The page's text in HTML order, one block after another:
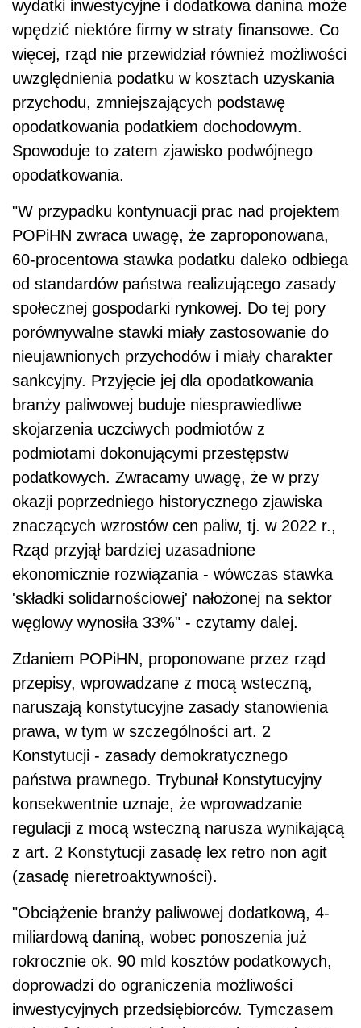
wydatki inwestycyjne i dodatkowa danina może
wpędzić niektóre firmy w straty finansowe. Co
więcej, rząd nie przewidział również możliwości
uwzględnienia podatku w kosztach uzyskania
przychodu, zmniejszających podstawę
opodatkowania podatkiem dochodowym.
Spowoduje to zatem zjawisko podwójnego
opodatkowania.
"W przypadku kontynuacji prac nad projektem
POPiHN zwraca uwagę, że zaproponowana,
60-procentowa stawka podatku daleko odbiega
od standardów państwa realizującego zasady
społecznej gospodarki rynkowej. Do tej pory
porównywalne stawki miały zastosowanie do
nieujawnionych przychodów i miały charakter
sankcyjny. Przyjęcie jej dla opodatkowania
branży paliwowej buduje niesprawiedliwe
skojarzenia uczciwych podmiotów z
podmiotami dokonującymi przestępstw
podatkowych. Zwracamy uwagę, że w przy
okazji poprzedniego historycznego zjawiska
znaczących wzrostów cen paliw, tj. w 2022 r.,
Rząd przyjął bardziej uzasadnione
ekonomicznie rozwiązania - wówczas stawka
'składki solidarnościowej' nałożonej na sektor
węglowy wynosiła 33%" - czytamy dalej.
Zdaniem POPiHN, proponowane przez rząd
przepisy, wprowadzane z mocą wsteczną,
naruszają konstytucyjne zasady stanowienia
prawa, w tym w szczególności art. 2
Konstytucji - zasady demokratycznego
państwa prawnego. Trybunał Konstytucyjny
konsekwentnie uznaje, że wprowadzanie
regulacji z mocą wsteczną narusza wynikającą
z art. 2 Konstytucji zasadę lex retro non agit
(zasadę nieretroaktywności).
"Obciążenie branży paliwowej dodatkową, 4-
miliardową daniną, wobec ponoszenia już
rokrocznie ok. 90 mld kosztów podatkowych,
doprowadzi do ograniczenia możliwości
inwestycyjnych przedsiębiorców. Tymczasem